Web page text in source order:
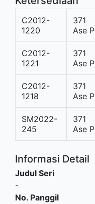
C2012-
1220
371
Ase P
C2012-
1221
371
Ase P
C2012-
1218
371
Ase P
SM2022-
245
371
Ase P
Informasi Detail
Judul Seri
-
No. Panggil